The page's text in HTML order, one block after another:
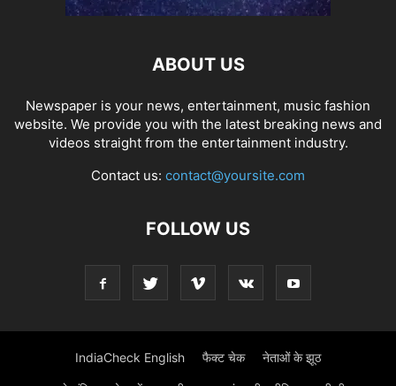
ABOUT US
Newspaper is your news, entertainment, music fashion
website. We provide you with the latest breaking news and
videos straight from the entertainment industry.
Contact us: contact@yoursite.com
FOLLOW US
IndiaCheck English फैक्ट चेक नेताओं के झूठ